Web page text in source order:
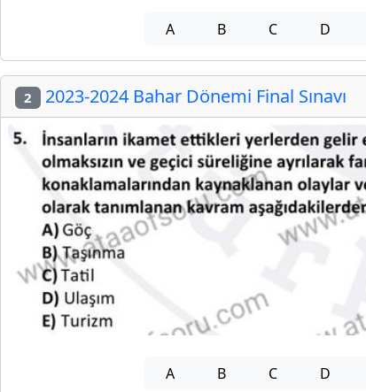
A B C D
2 2023-2024 Bahar Dönemi Final Sınavı
A B C D